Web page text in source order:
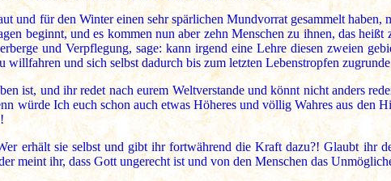
und für den Winter einen sehr spärlichen Mundvorrat gesammelt haben,
beginnt, und es kommen nun aber zehn Menschen zu ihnen, das heißt
und Verpflegung, sage: kann irgend eine Lehre diesen zweien
willfahren und sich selbst dadurch bis zum letzten Lebenstropfen
ist, und ihr redet nach eurem Weltverstande und könnt nicht anders
würde Ich euch schon auch etwas Höheres und völlig Wahres aus den
erhält sie selbst und gibt ihr fortwährend die Kraft dazu?! Glaubt ihr
meint ihr, dass Gott ungerecht ist und von den Menschen das